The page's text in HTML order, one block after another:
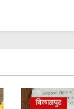
बिलासपुर